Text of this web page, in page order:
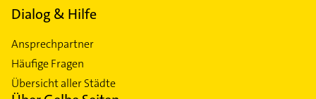
Dialog & Hilfe
Ansprechpartner
Häufige Fragen
Übersicht aller Städte